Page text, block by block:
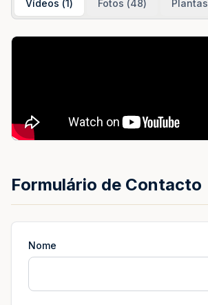
Vídeos (1) Fotos (48) Plantas
Formulário de Contacto
Nome